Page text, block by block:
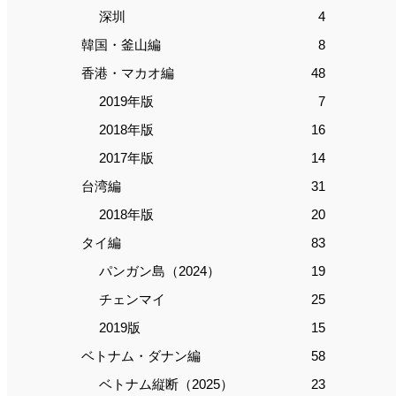
深圳
4
韓国・釜山編
8
香港・マカオ編
48
2019年版
7
2018年版
16
2017年版
14
台湾編
31
2018年版
20
タイ編
83
パンガン島（2024）
19
チェンマイ
25
2019版
15
ベトナム・ダナン編
58
ベトナム縦断（2025）
23